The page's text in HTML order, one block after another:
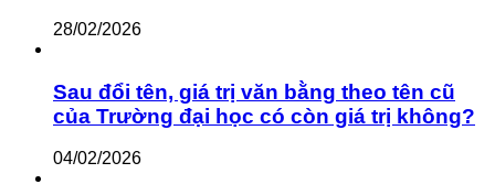
28/02/2026
Sau đổi tên, giá trị văn bằng theo tên cũ
của Trường đại học có còn giá trị không?
04/02/2026